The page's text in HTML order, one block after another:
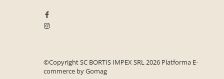
Masini de spalat vase
Oale sub presiune
Prajitoare paine
Storcatoare
©Copyright SC BORTIS IMPEX SRL 2026 Platforma E-
commerce by Gomag